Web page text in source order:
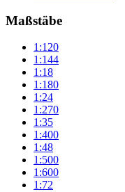
Maßstäbe
1:120
1:144
1:18
1:180
1:24
1:270
1:35
1:400
1:48
1:500
1:600
1:72